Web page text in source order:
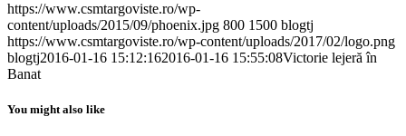
https://www.csmtargoviste.ro/wp-
content/uploads/2015/09/phoenix.jpg 800 1500 blogtj
https://www.csmtargoviste.ro/wp-content/uploads/2017/02/logo.png
blogtj2016-01-16 15:12:162016-01-16 15:55:08Victorie lejeră în
Banat
You might also like